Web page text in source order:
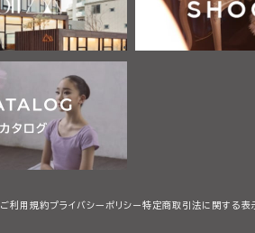
ご利用規約プライバシーポリシー特定商取引法に関する表